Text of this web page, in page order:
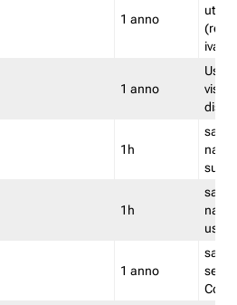
1 anno
iva/
1 anno
1h
salva
su
1h
salva
1 anno
salva
Convy